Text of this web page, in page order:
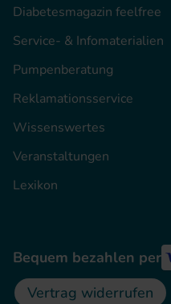
Diabetesmagazin feelfree
Service- & Infomaterialien
Pumpenberatung
Reklamationsservice
Wissenswertes
Veranstaltungen
Lexikon
Bequem bezahlen per
Vertrag widerrufen